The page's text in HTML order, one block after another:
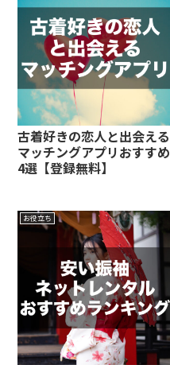
古着好きの恋人と出会える
マッチングアプリおすすめ
4選【登録無料】
お役立ち